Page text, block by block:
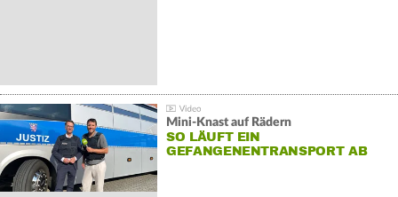
Mini-Knast auf Rädern
SO LÄUFT EIN
GEFANGENENTRANSPORT AB